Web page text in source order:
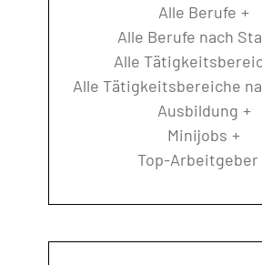
Alle Berufe
Alle Berufe nach
Alle
Alle Tätigkeitsbereiche
Ausbildung
Minijobs
Top-Arbeitgeber